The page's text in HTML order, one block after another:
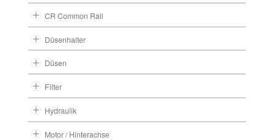
CR Common Rail
Düsenhalter
Düsen
Filter
Hydraulik
Motor / Hinterachse